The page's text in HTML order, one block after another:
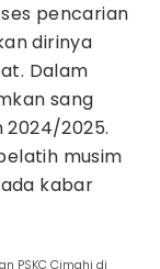
pencarian
dirinya
Dalam
sang
2024/2025.
musim
kabar
PSKC Cimahi di